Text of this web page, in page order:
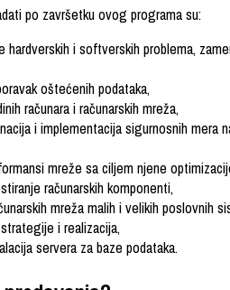
po završetku ovog programa su:
hardverskih i softverskih problema,
oštećenih podataka,
računara i računarskih mreža,
i implementacija sigurnosnih mera
mreže sa ciljem njene
računarskih komponenti,
mreža malih i velikih poslovnih
i realizacija,
servera za baze podataka.